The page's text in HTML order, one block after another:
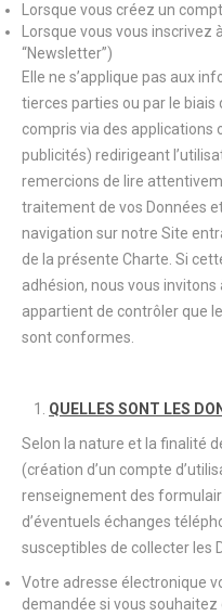
Lorsque vous créez un
Lorsque vous vous
“Newsletter”)
Elle ne s’applique pas aux
tierces parties ou par le biais
compris via des applications
publicités) redirigeant
remercions de lire
traitement de vos Données
navigation sur notre Site
de la présente Charte. Si
adhésion, nous vous
appartient de contrôler que
sont conformes.
QUELLES SONT LES
Selon la nature et la finalité
(création d’un compte
renseignement des
d’éventuels échanges
susceptibles de collecter les
Votre adresse électronique
demandée si vous souhaitez